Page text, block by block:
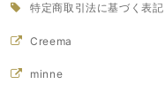
特定商取引法に基づく表記
Creema
minne